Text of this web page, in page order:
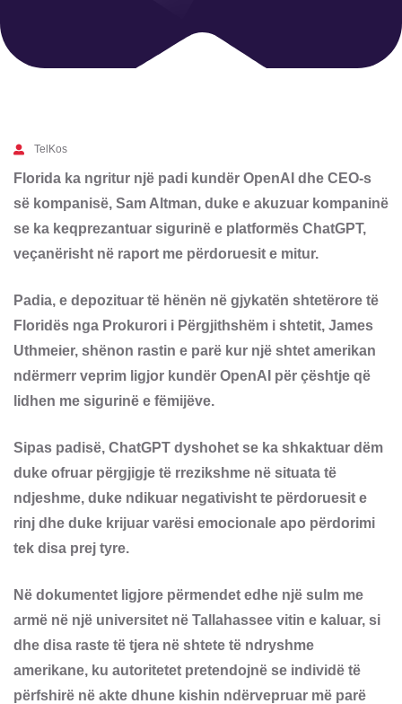
TelKos
Florida ka ngritur një padi kundër OpenAI dhe CEO-s
së kompanisë, Sam Altman, duke e akuzuar kompaninë
se ka keqprezantuar sigurinë e platformës ChatGPT,
veçanërisht në raport me përdoruesit e mitur.
Padia, e depozituar të hënën në gjykatën shtetërore të
Floridës nga Prokurori i Përgjithshëm i shtetit, James
Uthmeier, shënon rastin e parë kur një shtet amerikan
ndërmerr veprim ligjor kundër OpenAI për çështje që
lidhen me sigurinë e fëmijëve.
Sipas padisë, ChatGPT dyshohet se ka shkaktuar dëm
duke ofruar përgjigje të rrezikshme në situata të
ndjeshme, duke ndikuar negativisht te përdoruesit e
rinj dhe duke krijuar varësi emocionale apo përdorimi
tek disa prej tyre.
Në dokumentet ligjore përmendet edhe një sulm me
armë në një universitet në Tallahassee vitin e kaluar, si
dhe disa raste të tjera në shtete të ndryshme
amerikane, ku autoritetet pretendojnë se individë të
përfshirë në akte dhune kishin ndërvepruar më parë